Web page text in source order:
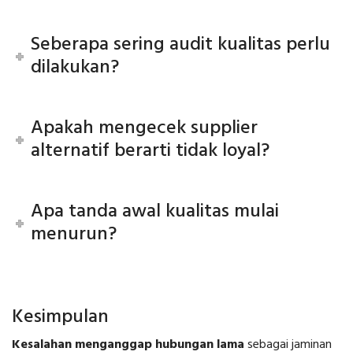
Seberapa sering audit kualitas perlu
dilakukan?
Apakah mengecek supplier
alternatif berarti tidak loyal?
Apa tanda awal kualitas mulai
menurun?
Kesimpulan
Kesalahan menganggap hubungan lamasebagai jaminan